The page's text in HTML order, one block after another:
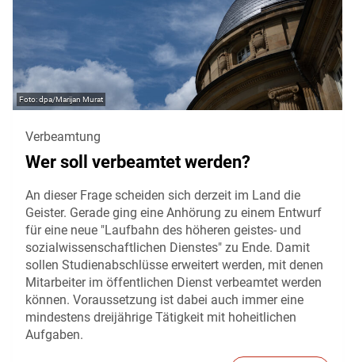
dpa/Marijan Murat
Verbeamtung
Wer soll verbeamtet werden?
An dieser Frage scheiden sich derzeit im Land die
Geister. Gerade ging eine Anhörung zu einem Entwurf
für eine neue "Laufbahn des höheren geistes- und
sozialwissenschaftlichen Dienstes" zu Ende. Damit
sollen Studienabschlüsse erweitert werden, mit denen
Mitarbeiter im öffentlichen Dienst verbeamtet werden
können. Voraussetzung ist dabei auch immer eine
mindestens dreijährige Tätigkeit mit hoheitlichen
Aufgaben.